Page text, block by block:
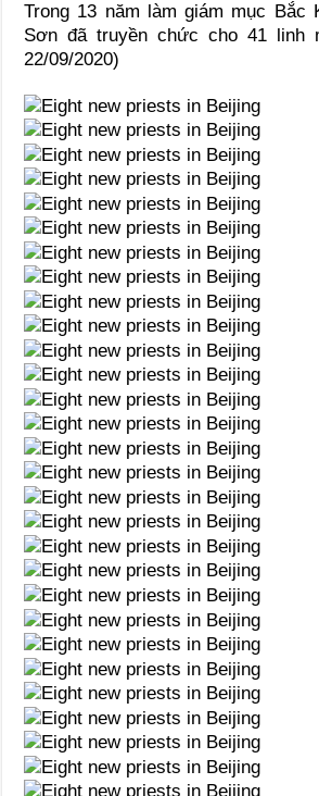
Trong 13 năm làm giám mục Bắc
Sơn đã truyền chức cho 41 linh
22/09/2020)